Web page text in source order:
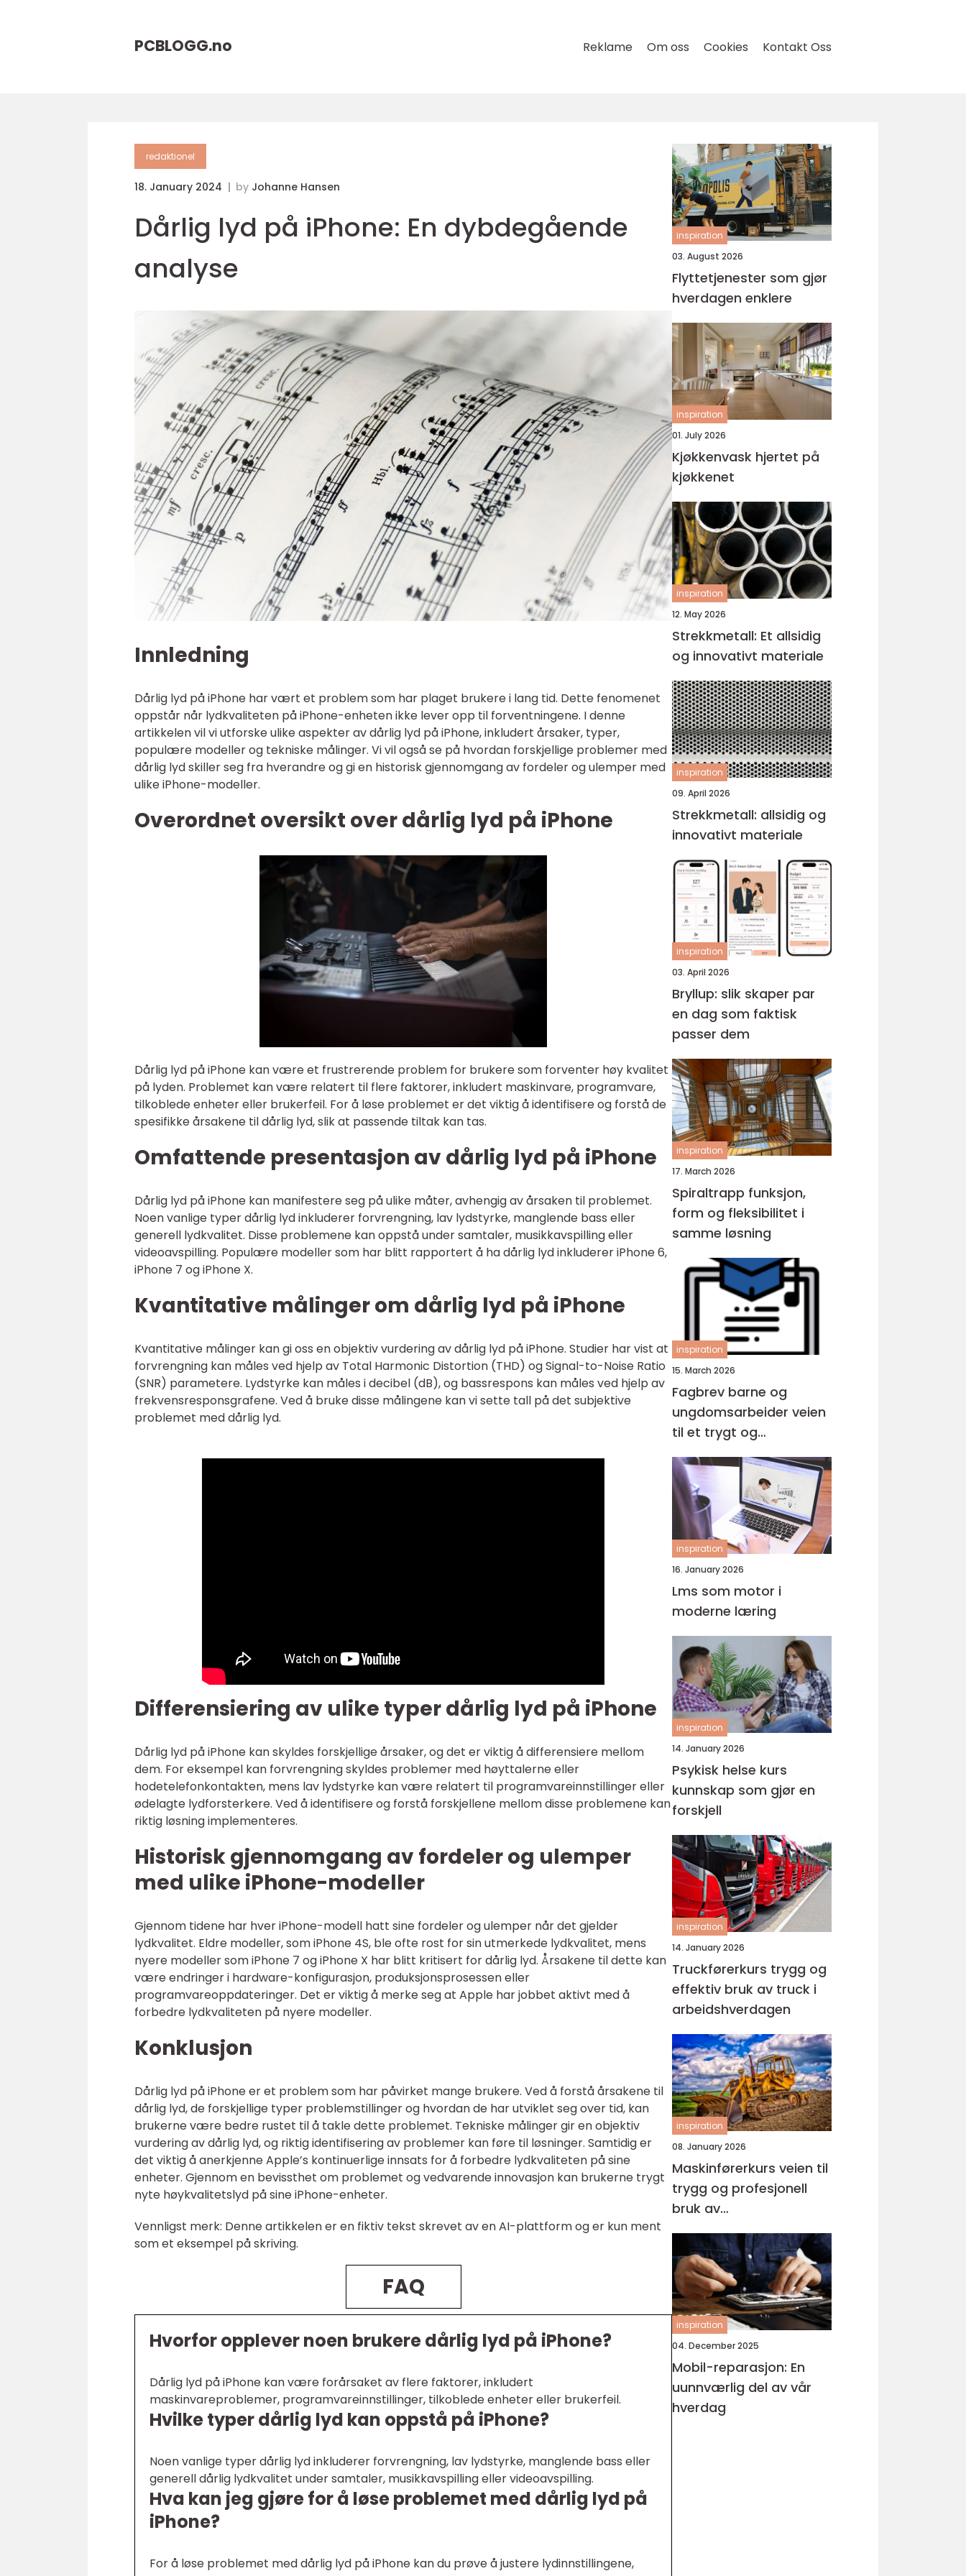
PCBLOGG.no Reklame Om oss Cookies Kontakt Oss
redaktionel
18. January 2024 by Johanne Hansen
Dårlig lyd på iPhone: En dybdegående
analyse
Innledning
Dårlig lyd på iPhone har vært et problem som har plaget brukere i lang tid. Dette fenomenet
oppstår når lydkvaliteten på iPhone-enheten ikke lever opp til forventningene. I denne
artikkelen vil vi utforske ulike aspekter av dårlig lyd på iPhone, inkludert årsaker, typer,
populære modeller og tekniske målinger. Vi vil også se på hvordan forskjellige problemer med
dårlig lyd skiller seg fra hverandre og gi en historisk gjennomgang av fordeler og ulemper med
ulike iPhone-modeller.
Overordnet oversikt over dårlig lyd på iPhone
Dårlig lyd på iPhone kan være et frustrerende problem for brukere som forventer høy kvalitet
på lyden. Problemet kan være relatert til flere faktorer, inkludert maskinvare, programvare,
tilkoblede enheter eller brukerfeil. For å løse problemet er det viktig å identifisere og forstå de
spesifikke årsakene til dårlig lyd, slik at passende tiltak kan tas.
Omfattende presentasjon av dårlig lyd på iPhone
Dårlig lyd på iPhone kan manifestere seg på ulike måter, avhengig av årsaken til problemet.
Noen vanlige typer dårlig lyd inkluderer forvrengning, lav lydstyrke, manglende bass eller
generell lydkvalitet. Disse problemene kan oppstå under samtaler, musikkavspilling eller
videoavspilling. Populære modeller som har blitt rapportert å ha dårlig lyd inkluderer iPhone 6,
iPhone 7 og iPhone X.
Kvantitative målinger om dårlig lyd på iPhone
Kvantitative målinger kan gi oss en objektiv vurdering av dårlig lyd på iPhone. Studier har vist at
forvrengning kan måles ved hjelp av Total Harmonic Distortion (THD) og Signal-to-Noise Ratio
(SNR) parametere. Lydstyrke kan måles i decibel (dB), og bassrespons kan måles ved hjelp av
frekvensresponsgrafene. Ved å bruke disse målingene kan vi sette tall på det subjektive
problemet med dårlig lyd.
Differensiering av ulike typer dårlig lyd på iPhone
Dårlig lyd på iPhone kan skyldes forskjellige årsaker, og det er viktig å differensiere mellom
dem. For eksempel kan forvrengning skyldes problemer med høyttalerne eller
hodetelefonkontakten, mens lav lydstyrke kan være relatert til programvareinnstillinger eller
ødelagte lydforsterkere. Ved å identifisere og forstå forskjellene mellom disse problemene kan
riktig løsning implementeres.
Historisk gjennomgang av fordeler og ulemper
med ulike iPhone-modeller
Gjennom tidene har hver iPhone-modell hatt sine fordeler og ulemper når det gjelder
lydkvalitet. Eldre modeller, som iPhone 4S, ble ofte rost for sin utmerkede lydkvalitet, mens
nyere modeller som iPhone 7 og iPhone X har blitt kritisert for dårlig lyd. Årsakene til dette kan
være endringer i hardware-konfigurasjon, produksjonsprosessen eller
programvareoppdateringer. Det er viktig å merke seg at Apple har jobbet aktivt med å
forbedre lydkvaliteten på nyere modeller.
Konklusjon
Dårlig lyd på iPhone er et problem som har påvirket mange brukere. Ved å forstå årsakene til
dårlig lyd, de forskjellige typer problemstillinger og hvordan de har utviklet seg over tid, kan
brukerne være bedre rustet til å takle dette problemet. Tekniske målinger gir en objektiv
vurdering av dårlig lyd, og riktig identifisering av problemer kan føre til løsninger. Samtidig er
det viktig å anerkjenne Apple’s kontinuerlige innsats for å forbedre lydkvaliteten på sine
enheter. Gjennom en bevissthet om problemet og vedvarende innovasjon kan brukerne trygt
nyte høykvalitetslyd på sine iPhone-enheter.
Vennligst merk: Denne artikkelen er en fiktiv tekst skrevet av en AI-plattform og er kun ment
som et eksempel på skriving.
FAQ
Hvorfor opplever noen brukere dårlig lyd på iPhone?
Dårlig lyd på iPhone kan være forårsaket av flere faktorer, inkludert
maskinvareproblemer, programvareinnstillinger, tilkoblede enheter eller brukerfeil.
Hvilke typer dårlig lyd kan oppstå på iPhone?
Noen vanlige typer dårlig lyd inkluderer forvrengning, lav lydstyrke, manglende bass eller
generell dårlig lydkvalitet under samtaler, musikkavspilling eller videoavspilling.
Hva kan jeg gjøre for å løse problemet med dårlig lyd på
iPhone?
For å løse problemet med dårlig lyd på iPhone kan du prøve å justere lydinnstillingene,
inspiration
03. August 2026
Flyttetjenester som gjør
hverdagen enklere
inspiration
01. July 2026
Kjøkkenvask hjertet på
kjøkkenet
inspiration
12. May 2026
Strekkmetall: Et allsidig
og innovativt materiale
inspiration
09. April 2026
Strekkmetall: allsidig og
innovativt materiale
inspiration
03. April 2026
Bryllup: slik skaper par
en dag som faktisk
passer dem
inspiration
17. March 2026
Spiraltrapp funksjon,
form og fleksibilitet i
samme løsning
inspiration
15. March 2026
Fagbrev barne og
ungdomsarbeider veien
til et trygt og
meningsfylt yrke
inspiration
16. January 2026
Lms som motor i
moderne læring
inspiration
14. January 2026
Psykisk helse kurs
kunnskap som gjør en
forskjell
inspiration
14. January 2026
Truckførerkurs trygg og
effektiv bruk av truck i
arbeidshverdagen
inspiration
08. January 2026
Maskinførerkurs veien til
trygg og profesjonell
bruk av
anleggsmaskiner
inspiration
04. December 2025
Mobil-reparasjon: En
uunnværlig del av vår
hverdag